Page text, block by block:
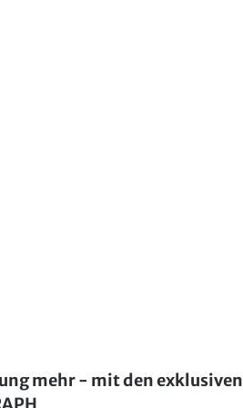
mehr - mit den exklusiven